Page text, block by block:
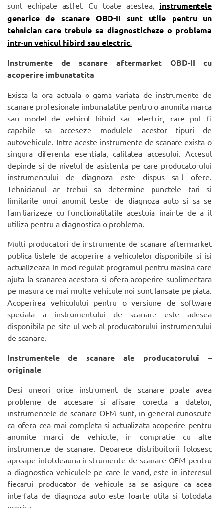
sunt echipate astfel. Cu toate acestea, instrumentele
generice de scanare OBD-II sunt utile pentru un
tehnician care trebuie sa diagnosticheze o problema
intr-un vehicul hibird sau electric.
Instrumente de scanare aftermarket OBD-II cu
acoperire imbunatatita
Exista la ora actuala o gama variata de instrumente de
scanare profesionale imbunatatite pentru o anumita marca
sau model de vehicul hibrid sau electric, care pot fi
capabile sa acceseze modulele acestor tipuri de
autovehicule. Intre aceste instrumente de scanare exista o
singura diferenta esentiala, calitatea accesului. Accesul
depinde si de nivelul de asistenta pe care producatorului
instrumentului de diagnoza este dispus sa-l ofere.
Tehnicianul ar trebui sa determine punctele tari si
limitarile unui anumit tester de diagnoza auto si sa se
familiarizeze cu functionalitatile acestuia inainte de a il
utiliza pentru a diagnostica o problema.
Multi producatori de instrumente de scanare aftermarket
publica listele de acoperire a vehiculelor disponibile si isi
actualizeaza in mod regulat programul pentru masina care
ajuta la scanarea acestora si ofera acoperire suplimentara
pe masura ce mai multe vehicule noi sunt lansate pe piata.
Acoperirea vehiculului pentru o versiune de software
speciala a instrumentului de scanare este adesea
disponibila pe site-ul web al producatorului instrumentului
de scanare.
Instrumentele de scanare ale producatorului –
originale
Desi uneori orice instrument de scanare poate avea
probleme de accesare si afisare corecta a datelor,
instrumentele de scanare OEM sunt, in general cunoscute
ca ofera cea mai completa si actualizata acoperire pentru
anumite marci de vehicule, in compratie cu alte
instrumente de scanare. Deoarece distribuitorii folosesc
aproape intotdeauna instrumente de scanare OEM pentru
a diagnostica vehiculele pe care le vand, este in interesul
fiecarui producator de vehicule sa se asigure ca acea
interfata de diagnoza auto este foarte utila si totodata